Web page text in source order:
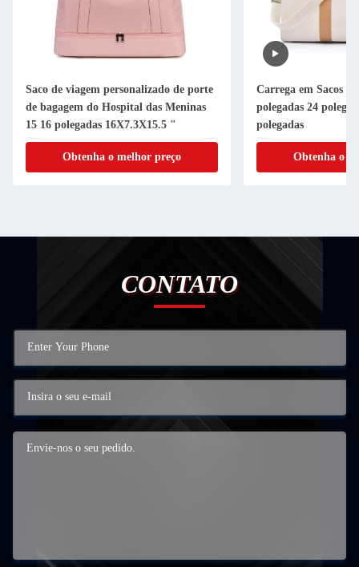
Saco de viagem personalizado de porte
de bagagem do Hospital das Meninas
15 16 polegadas 16X7.3X15.5 "
Obtenha o melhor preço
Carrega em Sacos
polegadas 24
polegadas
Obtenha o
CONTATO